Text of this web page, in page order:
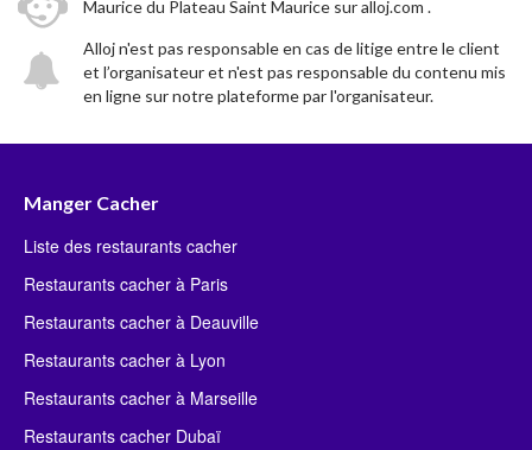
Maurice du Plateau Saint Maurice sur alloj.com .
Alloj n'est pas responsable en cas de litige entre le client
et l’organisateur et n'est pas responsable du contenu mis
en ligne sur notre plateforme par l'organisateur.
Manger Cacher
Liste des restaurants cacher
Restaurants cacher à Paris
Restaurants cacher à Deauville
Restaurants cacher à Lyon
Restaurants cacher à Marseille
Restaurants cacher Dubaï